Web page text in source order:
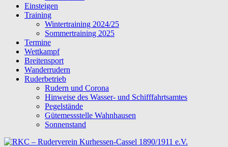
Einsteigen
Training
Wintertraining 2024/25
Sommertraining 2025
Termine
Wettkampf
Breitensport
Wanderrudern
Ruderbetrieb
Rudern und Corona
Hinweise des Wasser- und Schifffahrtsamtes
Pegelstände
Gütemessstelle Wahnhausen
Sonnenstand